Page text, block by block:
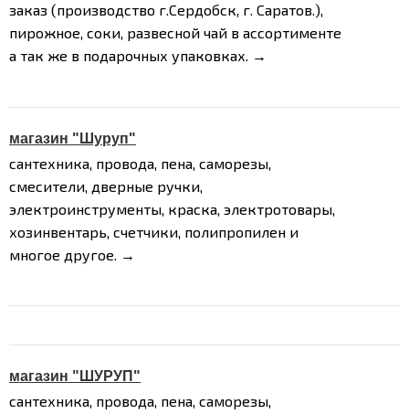
заказ (производство г.Сердобск, г. Саратов.),
пирожное, соки, развесной чай в ассортименте
а так же в подарочных упаковках. →
магазин "Шуруп"
сантехника, провода, пена, саморезы,
смесители, дверные ручки,
электроинструменты, краска, электротовары,
хозинвентарь, счетчики, полипропилен и
многое другое. →
магазин "ШУРУП"
сантехника, провода, пена, саморезы,